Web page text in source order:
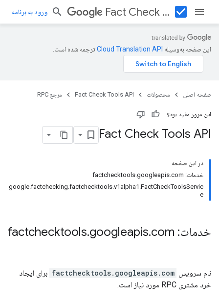
check_box
Fact Check Tools API ورود به برنامه
این صفحه به‌وسیله ترجمه شده است.
صفحه اصلی محصولات Fact Check Tools API مرجع RPC
این مرور مفید بود؟
Fact Check Tools API
در این صفحه
خدمات: factchecktools.googleapis.com
google.factchecking.factchecktools.v1alpha1.FactCheckToolsServic
e
خدمات: factchecktools .googleapis.com
نام سرویس factchecktools.googleapis.com برای ایجاد
خرد مشتری RPC مورد نیاز است.